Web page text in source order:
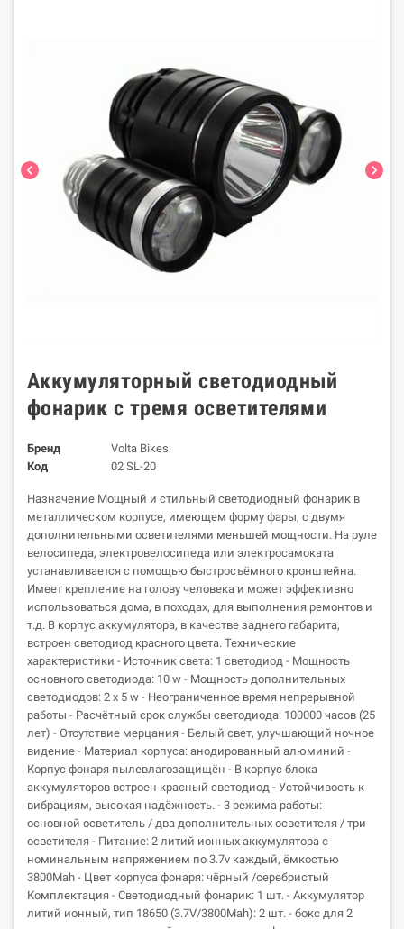
chevron_left chevron_right
Aккумуляторный светодиодный
фонарик с тремя осветителями
Бренд
Volta Bikes
Код
02 SL-20
Назначение Мощный и стильный светодиодный фонарик в
металлическом корпусе, имеющем форму фары, с двумя
дополнительными осветителями меньшей мощности. На руле
велосипеда, электровелосипеда или электросамоката
устанавливается с помощью быстросъёмного кронштейна.
Имеет крепление на голову человека и может эффективно
использоваться дома, в походах, для выполнения ремонтов и
т.д. В корпус аккумулятора, в качестве заднего габарита,
встроен светодиод красного цвета. Технические
характеристики - Источник света: 1 светодиод - Мощность
основного светодиода: 10 w - Мощность дополнительных
светодиодов: 2 х 5 w - Неограниченное время непрерывной
работы - Расчётный срок службы светодиода: 100000 часов (25
лет) - Отсутствие мерцания - Белый свет, улучшающий ночное
видение - Материал корпуса: анодированный алюминий -
Корпус фонаря пылевлагозащищён - В корпус блока
аккумуляторов встроен красный светодиод - Устойчивость к
вибрациям, высокая надёжность. - 3 режима работы:
основной осветитель / два дополнительных осветителя / три
осветителя - Питание: 2 литий ионных аккумулятора с
номинальным напряжением по 3.7v каждый, ёмкостью
3800Mah - Цвет корпуса фонаря: чёрный /серебристый
Комплектация - Светодиодный фонарик: 1 шт. - Аккумулятор
литий ионный, тип 18650 (3.7V/3800Mah): 2 шт. - бокс для 2